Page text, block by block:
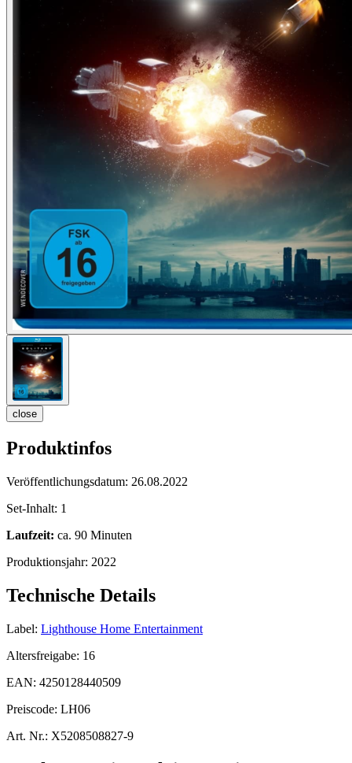
close
Produktinfos
Veröffentlichungsdatum: 26.08.2022
Set-Inhalt: 1
Laufzeit: ca. 90 Minuten
Produktionsjahr: 2022
Technische Details
Label: Lighthouse Home Entertainment
Altersfreigabe: 16
EAN: 4250128440509
Preiscode: LH06
Art. Nr.: X5208508827-9